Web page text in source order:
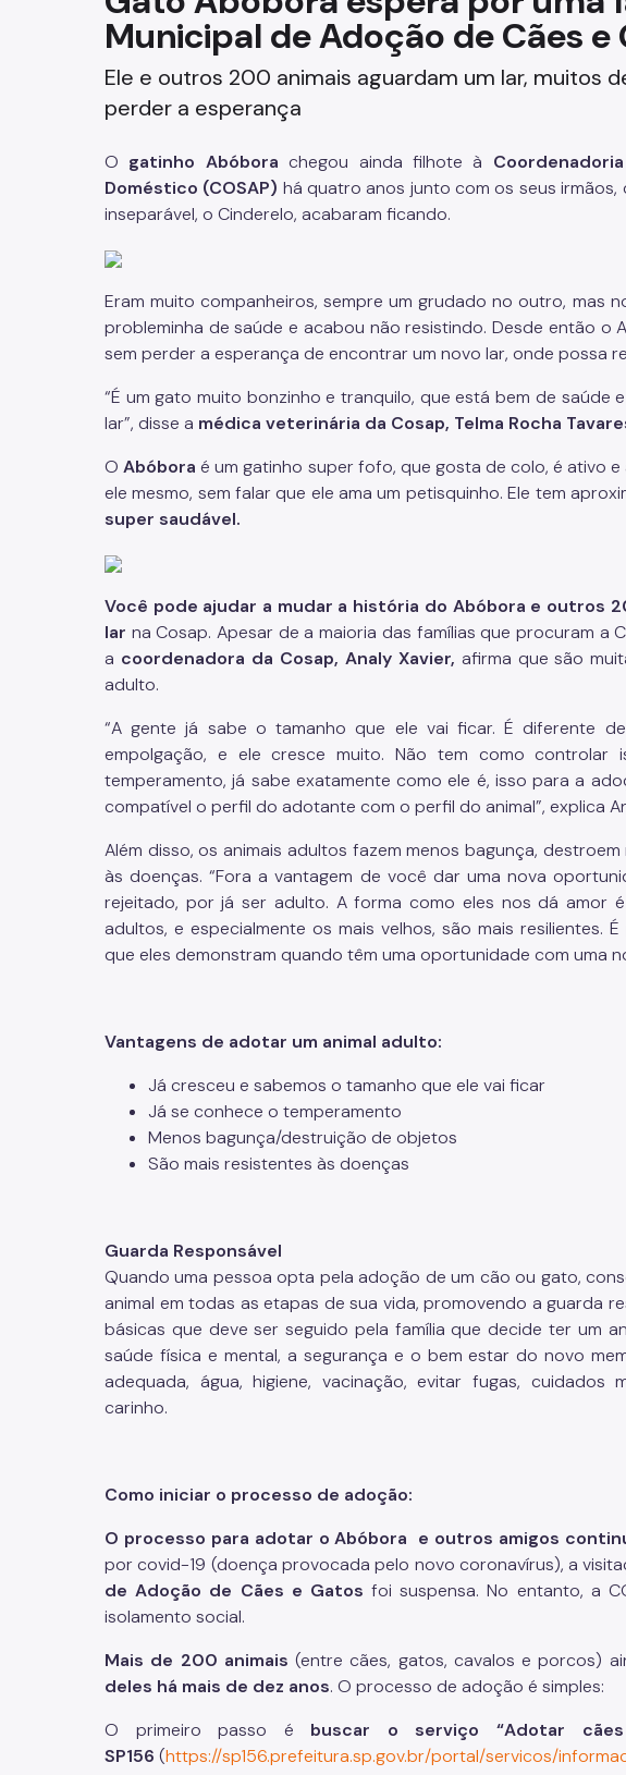
Fazenda
Funerários e Cemiteriais
Rua e Bairro
Segurança
Nota
Municipal de Adoção de Cães e
Ele e outros 200 animais aguardam um lar, muitos
perder a esperança
O gatinho Abóbora chegou ainda filhote à
Doméstico (COSAP) há quatro anos junto com os seus
inseparável, o Cinderelo, acabaram ficando.
Eram muito companheiros, sempre um grudado no outro, mas
probleminha de saúde e acabou não resistindo. Desde então o
sem perder a esperança de encontrar um novo lar, onde possa
“É um gato muito bonzinho e tranquilo, que está bem de saúde
lar”, disse a médica veterinária da Cosap, Telma Rocha
OAbóbora é um gatinho super fofo, que gosta de colo, é ativo
ele mesmo, sem falar que ele ama um petisquinho. Ele tem
super saudável.
Você pode ajudar a mudar a história do Abóbora e outros
lar na Cosap. Apesar de a maioria das famílias que procuram a
a coordenadora da Cosap, Analy Xavier, afirma que são
adulto.
“A gente já sabe o tamanho que ele vai ficar. É diferente
empolgação, e ele cresce muito. Não tem como controlar
temperamento, já sabe exatamente como ele é, isso para a
compatível o perfil do adotante com o perfil do animal”, explica
Além disso, os animais adultos fazem menos bagunça,
às doenças. “Fora a vantagem de você dar uma nova
rejeitado, por já ser adulto. A forma como eles nos dá amor
adultos, e especialmente os mais velhos, são mais resilientes.
que eles demonstram quando têm uma oportunidade com uma
Vantagens de adotar um animal adulto:
Já cresceu e sabemos o tamanho que ele vai ficar
Já se conhece o temperamento
Menos bagunça/destruição de objetos
São mais resistentes às doenças
Guarda Responsável
Quando uma pessoa opta pela adoção de um cão ou gato,
animal em todas as etapas de sua vida, promovendo a guarda
básicas que deve ser seguido pela família que decide ter um
saúde física e mental, a segurança e o bem estar do novo
adequada, água, higiene, vacinação, evitar fugas, cuidados
carinho.
Como iniciar o processo de adoção:
O processo para adotar o Abóbora e outros amigos
por covid-19 (doença provocada pelo novo coronavírus), a
de Adoção de Cães e Gatosfoi suspensa. No entanto, a
isolamento social.
Mais de 200 animais (entre cães, gatos, cavalos e porcos)
deles há mais de dez anos. O processo de adoção é simples:
O primeiro passo é buscar o serviço “Adotar
SP156 (https://sp156.prefeitura.sp.gov.br/portal/servicos/